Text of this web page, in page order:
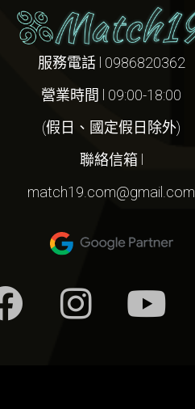
服務電話 l 0986820362
營業時間 l 09:00-18:00
(假日、國定假日除外)
聯絡信箱 l
match19.com@gmail.com
F
a
I
n
Y
o